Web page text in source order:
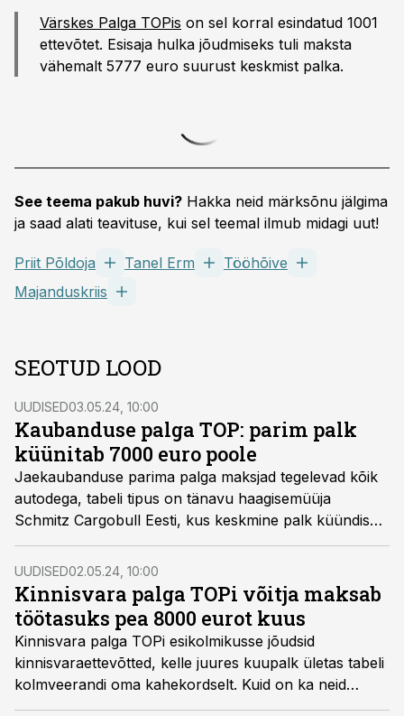
Värskes Palga TOPis on sel korral esindatud 1001
ettevõtet. Esisaja hulka jõudmiseks tuli maksta
vähemalt 5777 euro suurust keskmist palka.
See teema pakub huvi? Hakka neid märksõnu jälgima
ja saad alati teavituse, kui sel teemal ilmub midagi uut!
Priit Põldoja Tanel Erm
Tööhõive
Majanduskriis
SEOTUD LOOD
UUDISED03.05.24, 10:00
Kaubanduse palga TOP: parim palk
küünitab 7000 euro poole
Jaekaubanduse parima palga maksjad tegelevad kõik
autodega, tabeli tipus on tänavu haagisemüüja
Schmitz Cargobull Eesti, kus keskmine palk küündis
peaaegu 7000 euroni.
UUDISED02.05.24, 10:00
Kinnisvara palga TOPi võitja maksab
töötasuks pea 8000 eurot kuus
Kinnisvara palga TOPi esikolmikusse jõudsid
kinnisvaraettevõtted, kelle juures kuupalk ületas tabeli
kolmveerandi oma kahekordselt. Kuid on ka neid
ettevõtteid, kelle palk hoopiski langes.